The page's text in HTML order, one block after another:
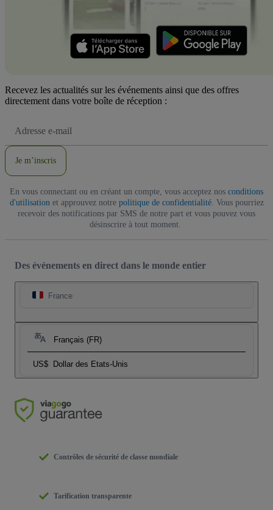
Recevez les actualités sur les événements ainsi que des offres
directement dans votre boîte de réception :
e-
Je m’inscris
En vous connectant ou en créant un compte, vous acceptez nos conditions
d'utilisationet approuvez notre politique de confidentialité. Vous pourriez
recevoir des notifications par SMS de notre part et vous pouvez vous
désinscrire à tout moment.
Des événements en direct dans le monde entier
France
Français (FR)
US$ Dollar des Etats-Unis
Contrôles de sécurité de classe mondiale
Tarification transparente